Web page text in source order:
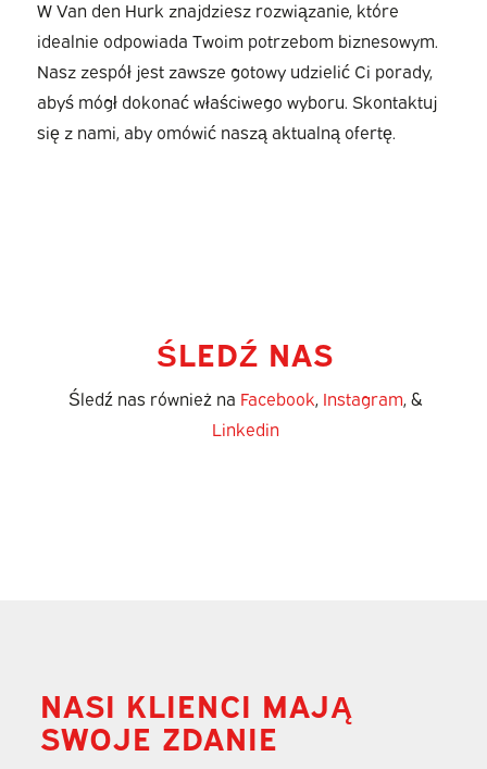
W Van den Hurk znajdziesz rozwiązanie, które
idealnie odpowiada Twoim potrzebom biznesowym.
Nasz zespół jest zawsze gotowy udzielić Ci porady,
abyś mógł dokonać właściwego wyboru. Skontaktuj
się z nami, aby omówić naszą aktualną ofertę.
ŚLEDŹ NAS
Śledź nas również na Facebook, Instagram, &
Linkedin
NASI KLIENCI MAJĄ
SWOJE ZDANIE